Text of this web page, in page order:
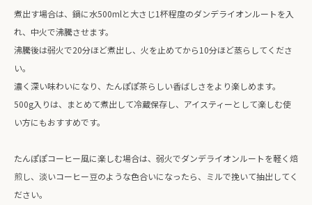
煮出す場合は、鍋に水500mlと大さじ1杯程度のダンデライオンルートを入
れ、中火で沸騰させます。
沸騰後は弱火で20分ほど煮出し、火を止めてから10分ほど蒸らしてくださ
い。
濃く深い味わいになり、たんぽぽ茶らしい香ばしさをより楽しめます。
500g入りは、まとめて煮出して冷蔵保存し、アイスティーとして楽しむ使
い方にもおすすめです。
たんぽぽコーヒー風に楽しむ場合は、弱火でダンデライオンルートを軽く焙
煎し、淡いコーヒー豆のような色合いになったら、ミルで挽いて抽出してく
ださい。